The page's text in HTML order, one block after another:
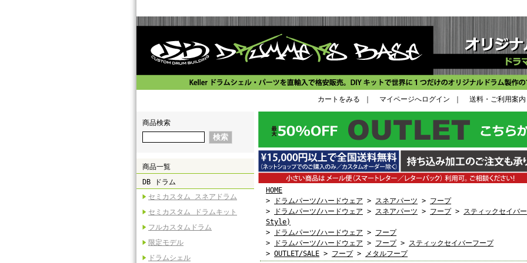
カートをみる マイページへログイン 送料・ご利用案内
商品検索
商品一覧
DB ドラム
セミカスタム スネアドラム
セミカスタム ドラムキット
フルカスタムドラム
限定モデル
ドラムシェル
HOME
>
ドラムパーツ/ハードウェア > スネアパーツ > フープ
>
ドラムパーツ/ハードウェア > スネアパーツ > フープ> スティックセイ
Style)
>
ドラムパーツ/ハードウェア > フープ
>
ドラムパーツ/ハードウェア > フープ> スティックセイバーフープ
> OUTLET/SALE > フープ> メタルフープ